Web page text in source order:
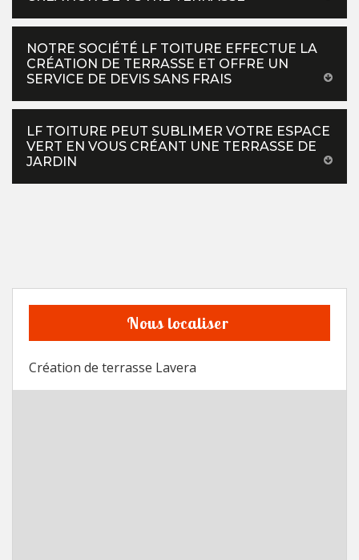
NOTRE SOCIÉTÉ LF TOITURE EFFECTUE LA
CRÉATION DE TERRASSE ET OFFRE UN
SERVICE DE DEVIS SANS FRAIS
LF TOITURE PEUT SUBLIMER VOTRE ESPACE
VERT EN VOUS CRÉANT UNE TERRASSE DE
JARDIN
Nous localiser
Création de terrasse Lavera